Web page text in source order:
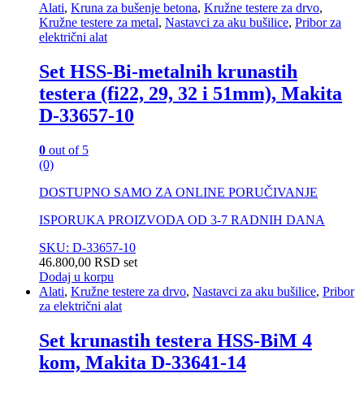
Alati, Kruna za bušenje betona, Kružne testere za drvo,
Kružne testere za metal, Nastavci za aku bušilice, Pribor za
električni alat
Set HSS-Bi-metalnih krunastih
testera (fi22, 29, 32 i 51mm), Makita
D-33657-10
0 out of 5
(0)
DOSTUPNO SAMO ZA ONLINE PORUČIVANJE
ISPORUKA PROIZVODA OD 3-7 RADNIH DANA
SKU: D-33657-10
46.800,00 RSD set
Dodaj u korpu
Alati, Kružne testere za drvo, Nastavci za aku bušilice, Pribor
za električni alat
Set krunastih testera HSS-BiM 4
kom, Makita D-33641-14